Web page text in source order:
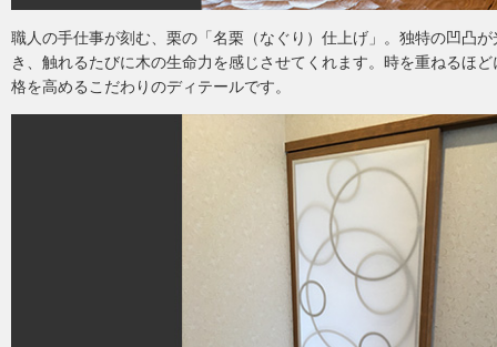
職人の手仕事が刻む、栗の「名栗（なぐり）仕上げ」。独特の凹凸
き、触れるたびに木の生命力を感じさせてくれます。時を重ねるほ
格を高めるこだわりのディテールです。